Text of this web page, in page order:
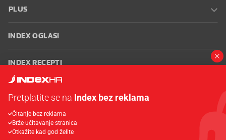
PLUS
INDEX OGLASI
INDEX RECEPTI
Oglašavanje Zaposli se na Indexu
korištenja
Postavke kolačića
Pretplatite se na Index bez reklama
Čitanje bez reklama
Brže učitavanje stranica
Otkažite kad god želite